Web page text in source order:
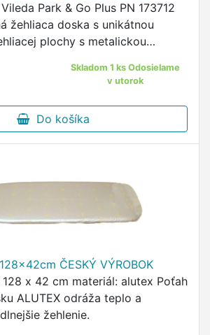
Park & Go Plus PN 173712
žehliaca doska s unikátnou
plochy s metalickou
zamedzuje …
Skladom 1 ks Odosielame
v utorok
Do košíka
ČESKÝ VÝROBOK
x 42 cm materiál: alutex Poťah
ALUTEX odráža teplo a
žehlenie.